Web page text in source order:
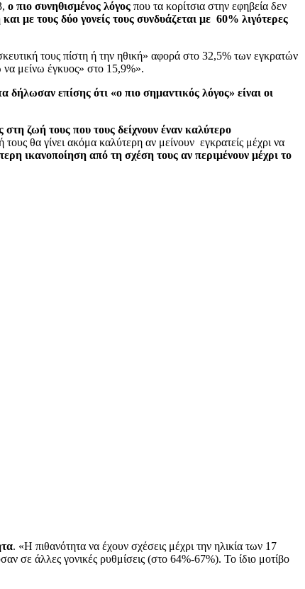
ο πιο συνηθισμένος λόγος που τα κορίτσια στην εφηβεία δεν
με τους δύο γονείς τους συνδυάζεται με 60% λιγότερες
τους πίστη ή την ηθική» αφορά στο 32,5% των εγκρατών
μείνω έγκυος» στο 15,9%».
επίσης ότι «ο πιο σημαντικός λόγος» είναι οι
ζωή τους που τους δείχνουν έναν καλύτερο
θα γίνει ακόμα καλύτερη αν μείνουν εγκρατείς μέχρι να
ικανοποίηση από τη σχέση τους αν περιμένουν μέχρι το
. «Η πιθανότητα να έχουν σχέσεις μέχρι την ηλικία των 17
σε άλλες γονικές ρυθμίσεις (στο 64%-67%). Το ίδιο μοτίβο